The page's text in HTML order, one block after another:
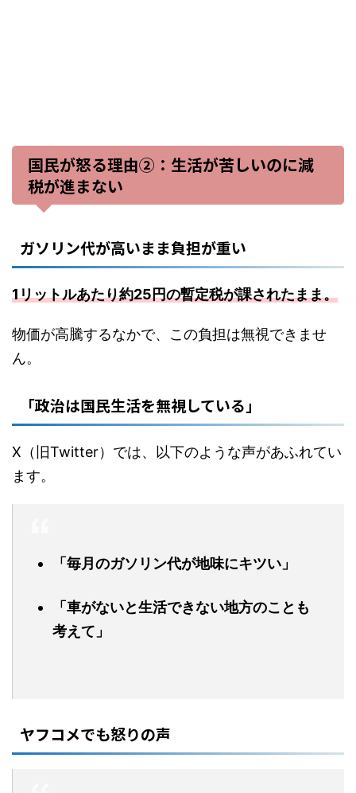
国民が怒る理由②：生活が苦しいのに減
税が進まない
ガソリン代が高いまま負担が重い
1リットルあたり約25円の暫定税が課されたまま。
物価が高騰するなかで、この負担は無視できませ
ん。
「政治は国民生活を無視している」
X（旧Twitter）では、以下のような声があふれてい
ます。
「毎月のガソリン代が地味にキツい」
「車がないと生活できない地方のことも
考えて」
ヤフコメでも怒りの声